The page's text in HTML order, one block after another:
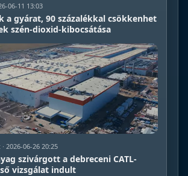
06-11 13:03
a gyárat, 90 százalékkal csökkenhet
szén-dioxid-kibocsátása
· 2026-06-26 20:25
szivárgott a debreceni CATL-
vizsgálat indult